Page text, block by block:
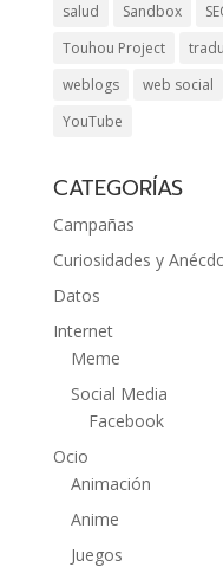
salud
Sandbox
Touhou Project
weblogs
web social
YouTube
CATEGORÍAS
Campañas
Curiosidades y
Datos
Internet
Meme
Social Media
Facebook
Ocio
Animación
Anime
Juegos